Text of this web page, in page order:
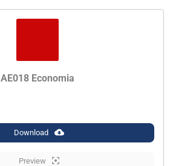
AE018 Economia
Download
Preview